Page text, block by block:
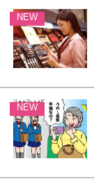
NEW
NEW